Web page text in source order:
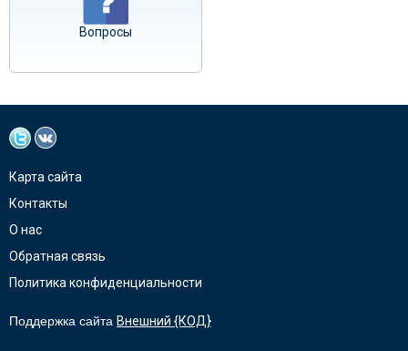
Вопросы
Карта сайта
Контакты
О нас
Обратная связь
Политика конфиденциальности
Поддержка сайта Внешний {КОД}